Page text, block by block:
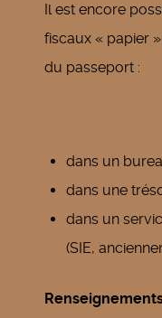
Il est encore
fiscaux « papier
du passeport :
dans un
dans une
dans un
(SIE,